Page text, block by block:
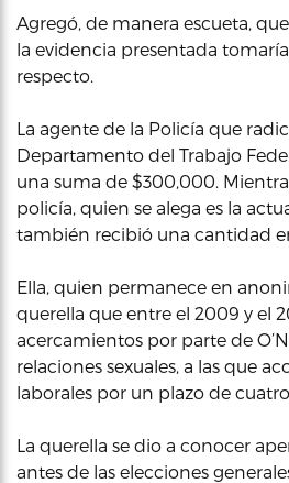
Agregó, de manera escueta,
la evidencia presentada
respecto.
La agente de la Policía que
Departamento del Trabajo
una suma de $300,000.
policía, quien se alega es la
también recibió una cantidad
Ella, quien permanece en
querella que entre el 2009 y el
acercamientos por parte de
relaciones sexuales, a las que
laborales por un plazo de cuatro
La querella se dio a conocer
antes de las elecciones